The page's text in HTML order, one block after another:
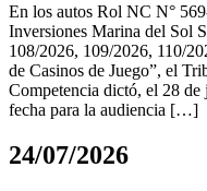
En los autos Rol NC N°
Inversiones Marina del Sol
108/2026, 109/2026, 110/
de Casinos de Juego”, el
Competencia dictó, el 28
fecha para la audiencia […]
24/07/2026